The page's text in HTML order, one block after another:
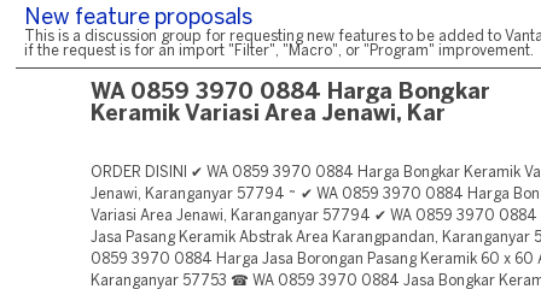
New feature proposals
This is a discussion group for requesting new features to be added to
if the request is for an import "Filter", "Macro", or "Program" improvement.
WA 0859 3970 0884 Harga Bongkar
Keramik Variasi Area Jenawi, Kar
ORDER DISINI ✔ WA 0859 3970 0884 Harga Bongkar Keramik
Jenawi, Karanganyar 57794 ~ ✔ WA 0859 3970 0884 Harga
Variasi Area Jenawi, Karanganyar 57794 ✔ WA 0859 3970 0884
Jasa Pasang Keramik Abstrak Area Karangpandan, Karanganyar
0859 3970 0884 Harga Jasa Borongan Pasang Keramik 60 x 60
Karanganyar 57753 ☎ WA 0859 3970 0884 Jasa Bongkar